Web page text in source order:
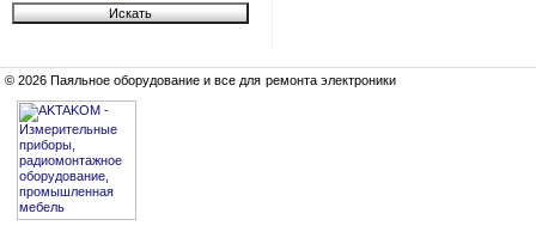
© 2026 Паяльное оборудование и все для ремонта электроники